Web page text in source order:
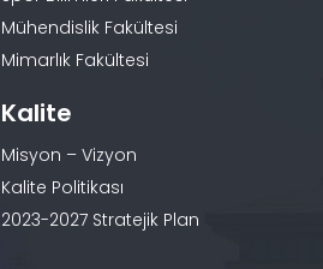
Mühendislik Fakültesi
Mimarlık Fakültesi
Kalite
Misyon – Vizyon
Kalite Politikası
2023-2027 Stratejik Plan